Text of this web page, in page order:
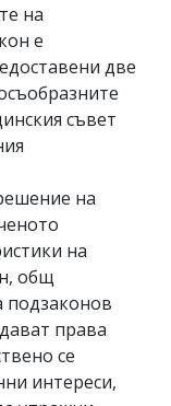
на
е
две
съвет
на
на
общ
подзаконов
права
се
интереси,